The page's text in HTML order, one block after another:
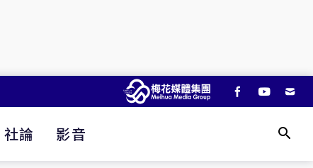
社論 影音